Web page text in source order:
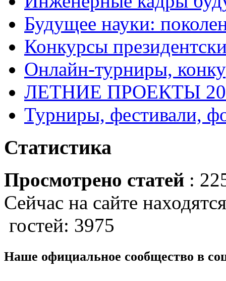
Будущее науки:
Конкурсы
Онлайн-турниры,
ЛЕТНИЕ ПРОЕКТЫ
Турниры, фестивали,
Статистика
Просмотрено статей :
Сейчас на сайте
гостей: 3975
Наше официальное сообщество в